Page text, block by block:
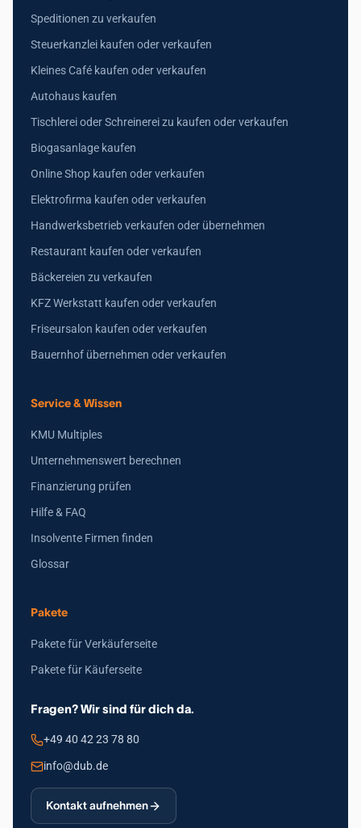
Speditionen zu verkaufen
Steuerkanzlei kaufen oder verkaufen
Kleines Café kaufen oder verkaufen
Autohaus kaufen
Tischlerei oder Schreinerei zu kaufen oder verkaufen
Biogasanlage kaufen
Online Shop kaufen oder verkaufen
Elektrofirma kaufen oder verkaufen
Handwerksbetrieb verkaufen oder übernehmen
Restaurant kaufen oder verkaufen
Bäckereien zu verkaufen
KFZ Werkstatt kaufen oder verkaufen
Friseursalon kaufen oder verkaufen
Bauernhof übernehmen oder verkaufen
Service & Wissen
KMU Multiples
Unternehmenswert berechnen
Finanzierung prüfen
Hilfe & FAQ
Insolvente Firmen finden
Glossar
Pakete
Pakete für Verkäuferseite
Pakete für Käuferseite
Fragen? Wir sind für dich da.
+49 40 42 23 78 80
info@dub.de
Kontakt aufnehmen